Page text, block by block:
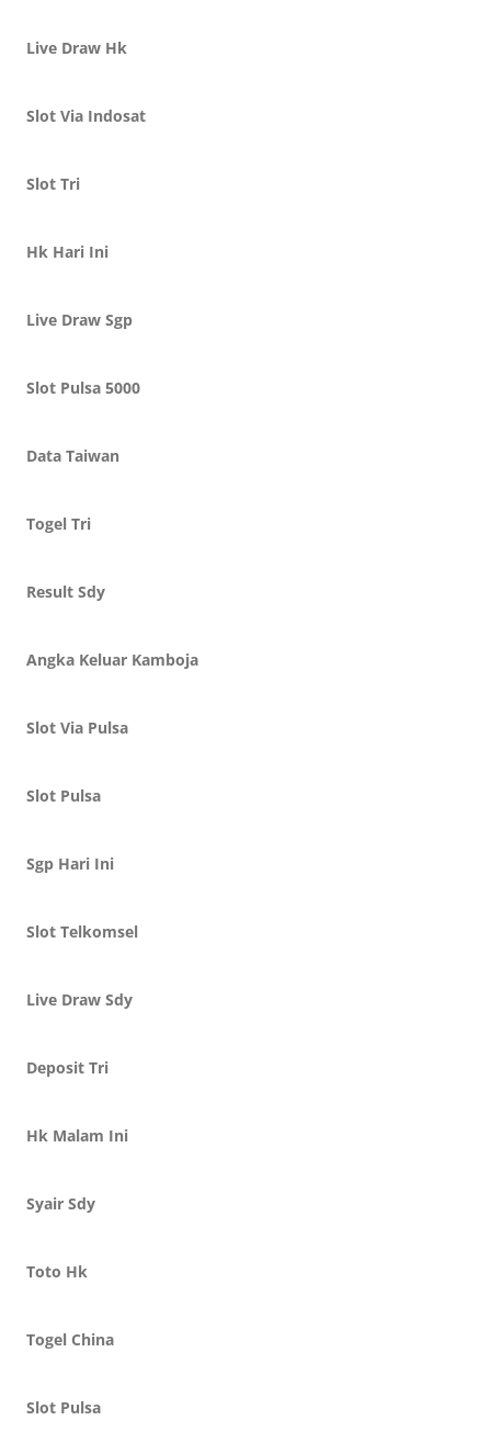
Live Draw Hk
Slot Via Indosat
Slot Tri
Hk Hari Ini
Live Draw Sgp
Slot Pulsa 5000
Data Taiwan
Togel Tri
Result Sdy
Angka Keluar Kamboja
Slot Via Pulsa
Slot Pulsa
Sgp Hari Ini
Slot Telkomsel
Live Draw Sdy
Deposit Tri
Hk Malam Ini
Syair Sdy
Toto Hk
Togel China
Slot Pulsa